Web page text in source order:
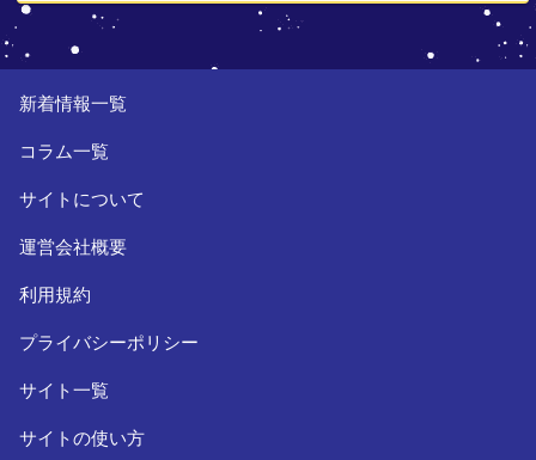
新着情報一覧
コラム一覧
サイトについて
運営会社概要
利用規約
プライバシーポリシー
サイト一覧
サイトの使い方